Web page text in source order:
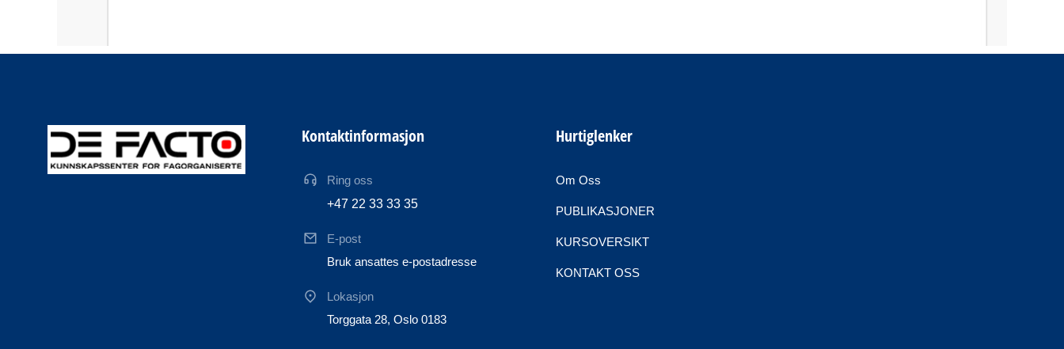
Kontaktinformasjon
Ring oss
+47 22 33 33 35
E-post
Bruk ansattes e-postadresse
Lokasjon
Torggata 28, Oslo 0183
Hurtiglenker
Om Oss
PUBLIKASJONER
KURSOVERSIKT
KONTAKT OSS